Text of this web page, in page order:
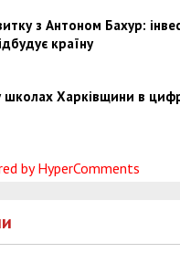
з Антоном Бахур:
країну
школах Харківщини в
by HyperComments